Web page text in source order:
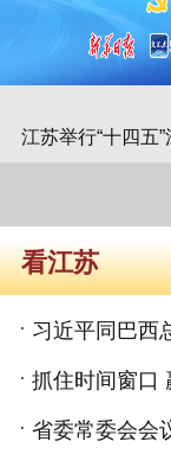
江苏举行“十四五
看江苏
习近平同巴西
抓住时间窗口
省委常委会会